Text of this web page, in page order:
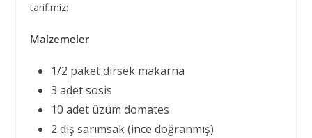
tarifimiz:
Malzemeler
1/2 paket dirsek makarna
3 adet sosis
10 adet üzüm domates
2 diş sarımsak (ince doğranmış)